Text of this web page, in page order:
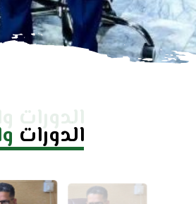
الدورات
الدورات